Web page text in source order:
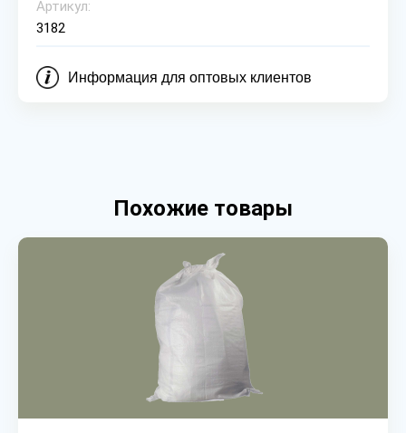
Артикул:
3182
Информация для оптовых клиентов
Похожие товары